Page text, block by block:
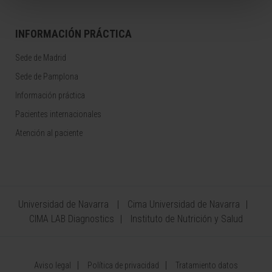
INFORMACIÓN PRÁCTICA
Sede de Madrid
Sede de Pamplona
Información práctica
Pacientes internacionales
Atención al paciente
Universidad de Navarra
Cima Universidad de Navarra
CIMA LAB Diagnostics
Instituto de Nutrición y Salud
Aviso legal Política de privacidad Tratamiento datos